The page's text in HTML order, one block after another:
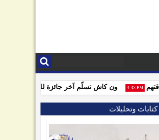
ون كاش تسلّم آخر جائزة للفائزين بمسابقة 4:33 PM
كتابات وتحليلات